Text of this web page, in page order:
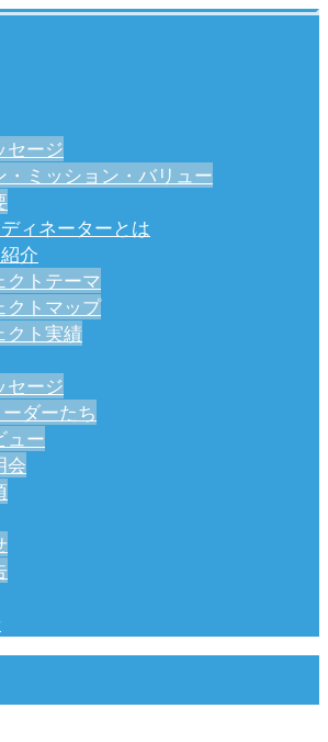
セージ
・ミッション・バリュー
ィネーターとは
介
クトテーマ
クトマップ
クト実績
セージ
ーダーたち
ュー
会